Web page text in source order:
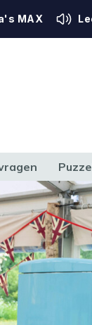
MAX
& HOBBY MEDIA